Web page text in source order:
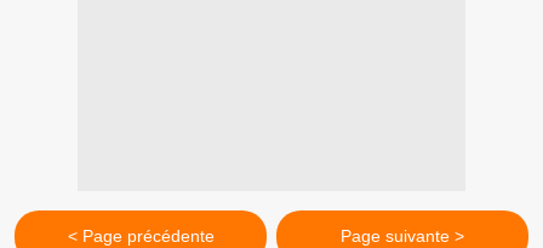
< Page précédente Page suivante >